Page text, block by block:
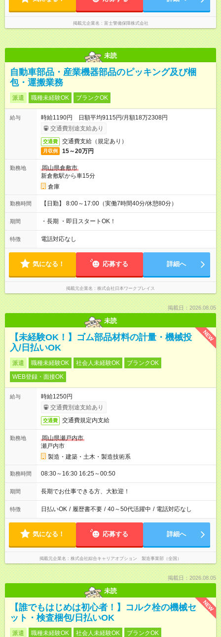
掲載元企業名 富士警備保障株式会社
未読
自動車部品・産業機器部品のピッキング及び梱
包・運搬業務
派遣 職種未経験OK ブランクOK
給与
時給1190円 日額平均9115円/月額18万2308円
交通費別途支給あり
交通費 交通費支給（規定あり）
月収例 15～20万円
勤務地
岡山県倉敷市
新倉敷駅から車15分
倉庫
勤務時間 【日勤】 8:00～17:00（実働7時間40分/休憩80分）
期間 ・長期 ・即日スタートOK！
特徴 電話対応なし
気になる！ 応募する 詳細へ
掲載元企業名 株式会社日本ワークプレイス
掲載日：2026.08.05
未読
NEW
【未経験OK！】ゴム部品材料の計量・機械投
入/日払いOK
派遣 職種未経験OK 社会人未経験OK
ブランクOK
WEB登録・面接OK
給与
時給1250円
交通費別途支給あり
交通費 交通費規定内支給
勤務地
岡山県瀬戸内市
瀬戸内市
製造・建築・土木・製造技術系
勤務時間 08:30～16:30 16:25～00:50
期間 長期でお仕事できる方、大歓迎！
特徴 日払いOK / 履歴書不要 / 40～50代活躍中 / 電話対応なし
気になる！ 応募する 詳細へ
掲載元企業名 株式会社綜合キャリアオプション 製造事業部（全国）
掲載日：2026.08.05
未読
NEW
【誰でもはじめは初心者！】コルク栓の機械セ
ット・検査梱包/日払いOK
派遣 職種未経験OK 社会人未経験OK
ブランクOK